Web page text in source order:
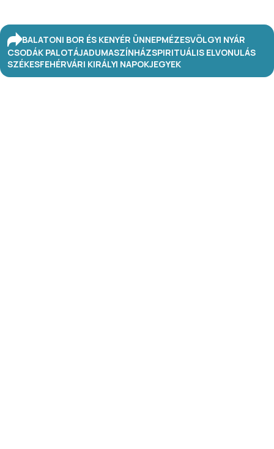
BALATONI BOR ÉS KENYÉR ÜNNEPMÉZESVÖLGYI NYÁR
CSODÁK PALOTÁJADUMASZÍNHÁZSPIRITUÁLIS ELVONULÁS
SZÉKESFEHÉRVÁRI KIRÁLYI NAPOKJEGYEK